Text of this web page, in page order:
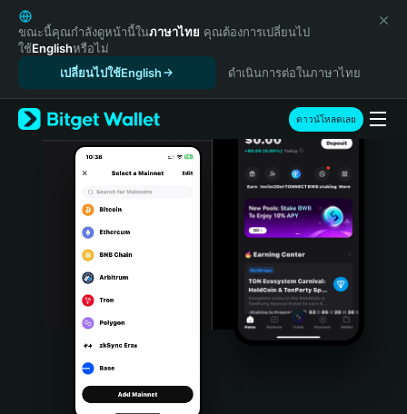
English
日本語
Tiếng Việt
Español (Latinoamérica)
Türkçe
Italiano
Português (Portugal)
Bahasa Indonesia
Português (Brasil)
Español (Argentina)
ขณะนี้คุณกำลังดูหน้านี้ในภาษาไทย คุณต้องการเปลี่ยนไป
ใช้Englishหรือไม่
เปลี่ยนไปใช้English
ดำเนินการต่อในภาษาไทย
ดาวน์โหลดเลย